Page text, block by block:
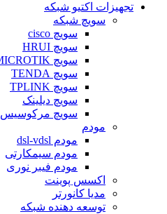
تجهیزات اکتیو شبکه
سویچ شبکه
سویچ cisco
سویچ HRUI
سویچ MICROTIK
سویچ TENDA
سویچ TPLINK
سویچ دیلینک
سویچ مرکوسیس
مودم
مودم dsl-vdsl
مودم سیمکارتی
مودم فیبر نوری
اکسس پوینت
مدیا کانورتر
توسعه دهنده شبکه